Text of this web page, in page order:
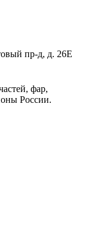
пр-д, д. 26Е
фар,
России.